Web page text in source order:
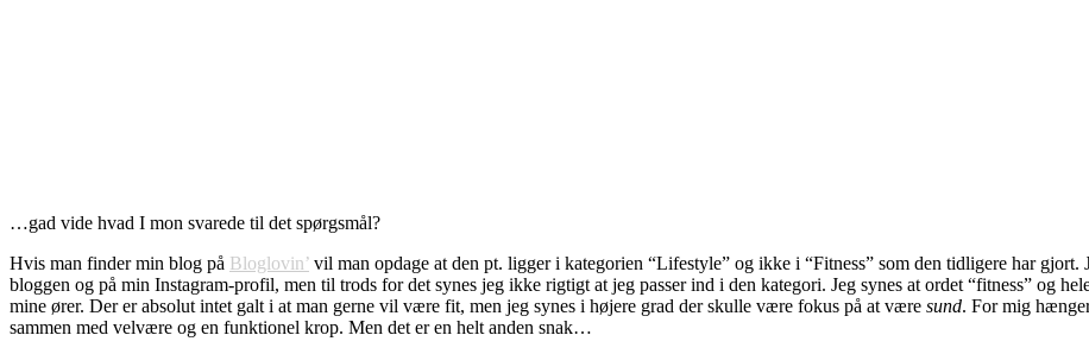
…gad vide hvad I mon svarede til det spørgsmål?
Hvis man finder min blog på Bloglovin’ vil man opdage at den pt. ligger i kategorien “Lifestyle” og ikke i “Fitness” som den tidligere har gjort.
bloggen og på min Instagram-profil, men til trods for det synes jeg ikke rigtigt at jeg passer ind i den kategori. Jeg synes at ordet “fitness” og
mine ører. Der er absolut intet galt i at man gerne vil være fit, men jeg synes i højere grad der skulle være fokus på at være sund. For mig
sammen med velvære og en funktionel krop. Men det er en helt anden snak…